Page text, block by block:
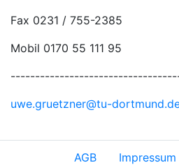
Fax 0231 / 755-2385
Mobil 0170 55 111 95
uwe.gruetzner@tu-
AGB Impressum